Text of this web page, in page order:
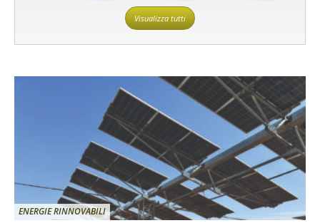
Visualizza tutti
ENERGIE RINNOVABILI